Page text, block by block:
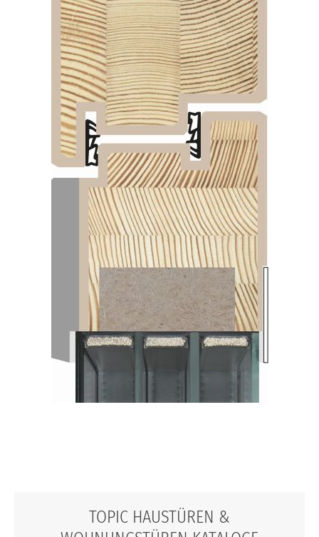
TOPIC HAUSTÜREN &